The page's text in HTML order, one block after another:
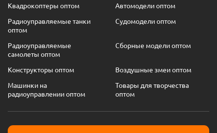
Квадрокоптеры оптом
Автомодели оптом
Радиоуправляемые танки
оптом
Судомодели оптом
Радиоуправляемые
самолеты оптом
Сборные модели оптом
Конструкторы оптом
Воздушные змеи оптом
Машинки на
радиоуправлении оптом
Товары для творчества
оптом